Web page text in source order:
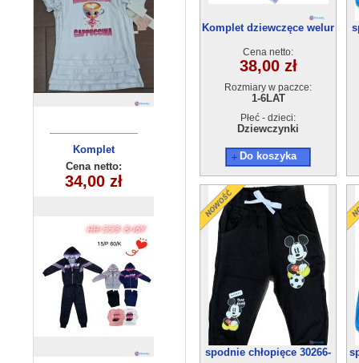
Komplet
dziecięcy
HH-553(8-16)
15szt
Cena netto:
34,00 zł
Bluza
dziecięca
290525-DB353
(6-14) 10szt
Cena netto:
22,00 zł
Komplet dziewczęce welur
Cena netto:
38,00 zł
Rozmiary w paczce:
1-6LAT
Płeć - dzieci:
Dziewczynki
Do koszyka
spodnie chłopięce 30266-